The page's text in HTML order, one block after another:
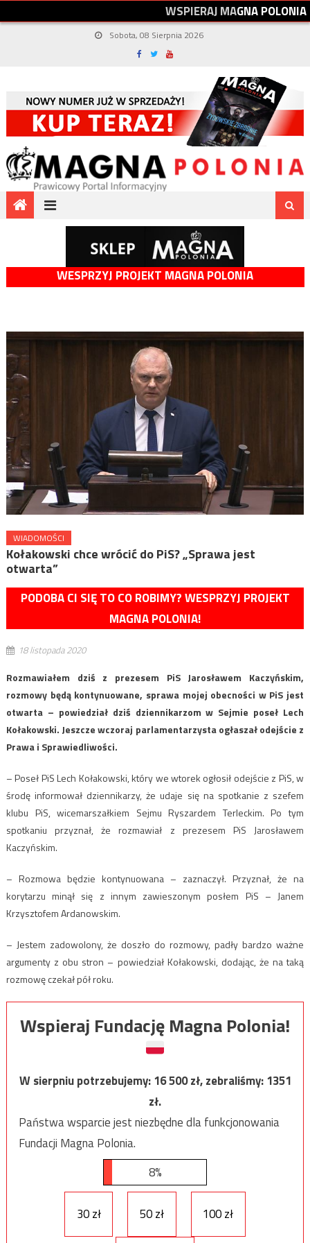
WSPIERAJMAGNAPOLONIA
Sobota, 08 Sierpnia 2026
WESPRZYJ PROJEKT MAGNA POLONIA
WIADOMOŚCI
Kołakowski chce wrócić do PiS? „Sprawa jest
otwarta”
PODOBA CI SIĘ TO CO ROBIMY? WESPRZYJ PROJEKT
MAGNA POLONIA!
18 listopada 2020
Rozmawiałem dziś z prezesem PiS Jarosławem Kaczyńskim,
rozmowy będą kontynuowane, sprawa mojej obecności w PiS jest
otwarta – powiedział dziś dziennikarzom w Sejmie poseł Lech
Kołakowski. Jeszcze wczoraj parlamentarzysta ogłaszał odejście z
Prawa i Sprawiedliwości.
– Poseł PiS Lech Kołakowski, który we wtorek ogłosił odejście z PiS, w
środę informował dziennikarzy, że udaje się na spotkanie z szefem
klubu PiS, wicemarszałkiem Sejmu Ryszardem Terleckim. Po tym
spotkaniu przyznał, że rozmawiał z prezesem PiS Jarosławem
Kaczyńskim.
– Rozmowa będzie kontynuowana – zaznaczył. Przyznał, że na
korytarzu minął się z innym zawieszonym posłem PiS – Janem
Krzysztofem Ardanowskim.
– Jestem zadowolony, że doszło do rozmowy, padły bardzo ważne
argumenty z obu stron – powiedział Kołakowski, dodając, że na taką
rozmowę czekał pół roku.
Wspieraj Fundację Magna Polonia!
W sierpniu potrzebujemy:16 500zł, zebraliśmy:1351
zł.
Państwa wsparcie jest niezbędne dla funkcjonowania
Fundacji Magna Polonia.
8%
30 zł 50 zł 100 zł